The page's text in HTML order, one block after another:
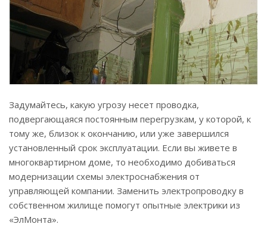
Задумайтесь, какую угрозу несет проводка,
подвергающаяся постоянным перегрузкам, у которой, к
тому же, близок к окончанию, или уже завершился
установленный срок эксплуатации. Если вы живете в
многоквартирном доме, то необходимо добиваться
модернизации схемы электроснабжения от
управляющей компании. Заменить электропроводку в
собственном жилище помогут опытные электрики из
«ЭлМонта».